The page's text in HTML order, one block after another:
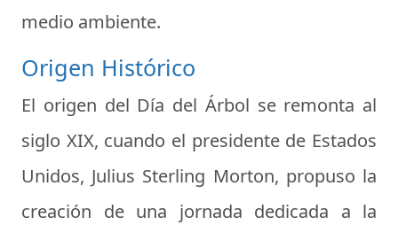
medio ambiente.
Origen Histórico
El origen del Día del Árbol se remonta al
siglo XIX, cuando el presidente de Estados
Unidos, Julius Sterling Morton, propuso la
creación de una jornada dedicada a la